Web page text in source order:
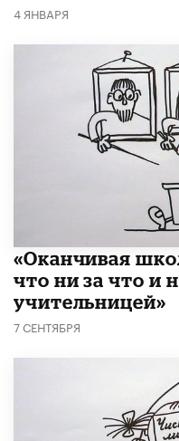
4 ЯНВАРЯ
«Оканчивая
что ни за что и
учительницей»
7 СЕНТЯБРЯ